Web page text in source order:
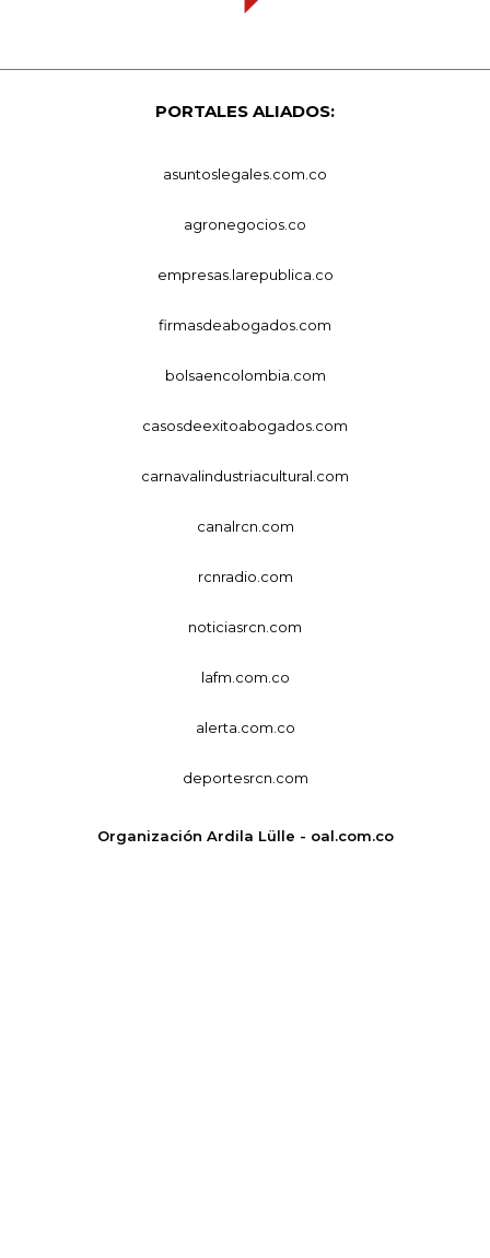
PORTALES ALIADOS:
asuntoslegales.com.co
agronegocios.co
empresas.larepublica.co
firmasdeabogados.com
bolsaencolombia.com
casosdeexitoabogados.com
carnavalindustriacultural.com
canalrcn.com
rcnradio.com
noticiasrcn.com
lafm.com.co
alerta.com.co
deportesrcn.com
Organización Ardila Lülle - oal.com.co